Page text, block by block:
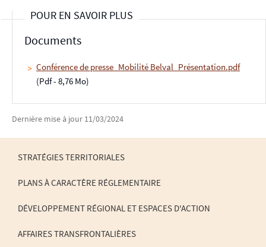
POUR EN SAVOIR PLUS
Documents
Conférence de presse_Mobilité Belval_Présentation.pdf
(Pdf - 8,76 Mo)
Dernière mise à jour 11/03/2024
MENU
DE
NAVIGATION
STRATÉGIES TERRITORIALES
PLANS À CARACTÈRE RÉGLEMENTAIRE
DÉVELOPPEMENT RÉGIONAL ET ESPACES D'ACTION
AFFAIRES TRANSFRONTALIÈRES